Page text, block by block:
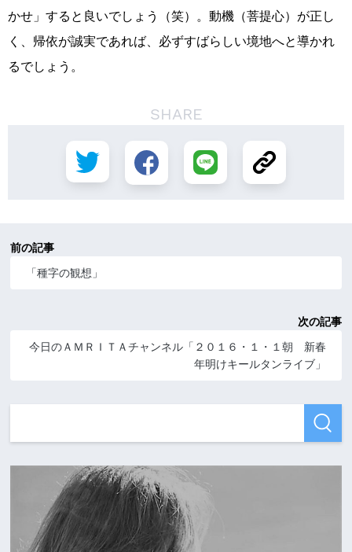
かせ」すると良いでしょう（笑）。動機（菩提心）が正し
く、帰依が誠実であれば、必ずすばらしい境地へと導かれ
るでしょう。
SHARE
前の記事
「種字の観想」
次の記事
今日のＡＭＲＩＴＡチャンネル「２０１６・１・１朝 新春
年明けキールタンライブ」